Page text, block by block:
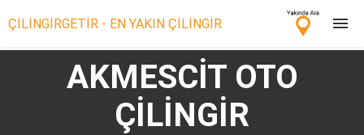
ÇİLİNGİRGETİR - EN YAKIN ÇİLİNGİR
Çilingir Ara
Çilingir misin? Bize Katıl!
AKMESCİT OTO
ÇİLİNGİR